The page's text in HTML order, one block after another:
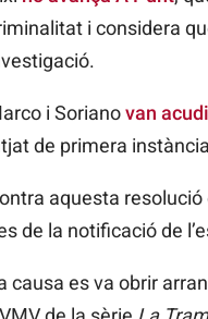
i considera
i Sorianovan
de primera
aquesta
de la notificació de
causa es va obrir arran